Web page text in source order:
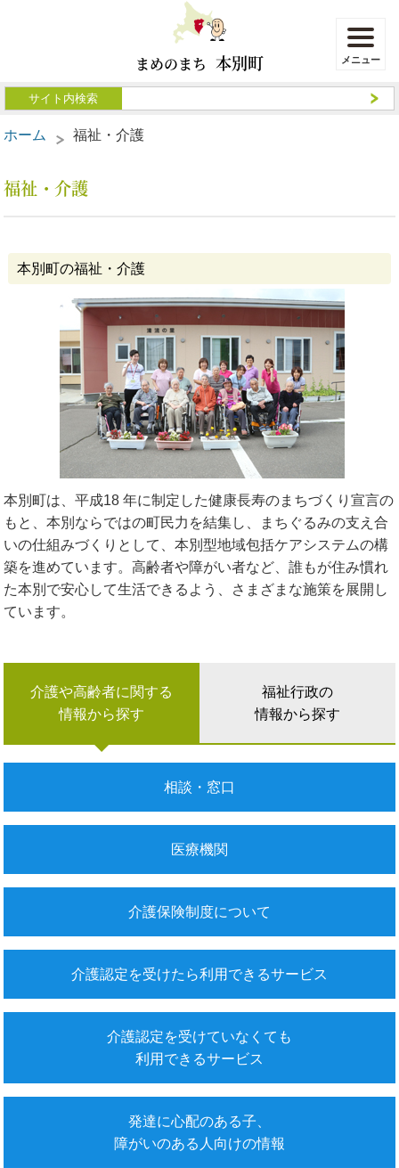
まめのまち 本別町
ホーム 福祉・介護
福祉・介護
本別町の福祉・介護
本別町は、平成18 年に制定した健康長寿のまちづくり宣言の
もと、本別ならではの町民力を結集し、まちぐるみの支え合
いの仕組みづくりとして、本別型地域包括ケアシステムの構
築を進めています。高齢者や障がい者など、誰もが住み慣れ
た本別で安心して生活できるよう、さまざまな施策を展開し
ています。
介護や高齢者に関する
情報から探す
福祉行政の
情報から探す
相談・窓口
医療機関
介護保険制度について
介護認定を受けたら利用できるサービス
介護認定を受けていなくても
利用できるサービス
発達に心配のある子、
障がいのある人向けの情報